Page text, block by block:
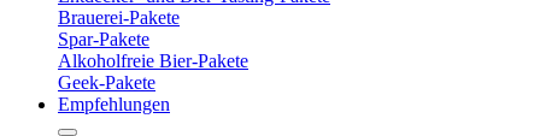
Brauerei-Pakete
Spar-Pakete
Alkoholfreie Bier-Pakete
Geek-Pakete
Empfehlungen